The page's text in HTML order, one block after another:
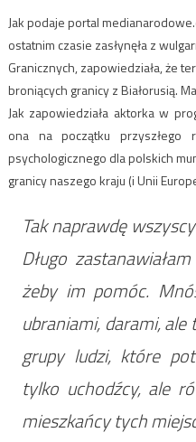
Jak podaje portal
ostatnim czasie zasłynęła z
Granicznych, zapowiedziała, że
broniących granicy z Białorusią.
Jak zapowiedziała aktorka w
ona na początku przyszłego
psychologicznego dla polskich
granicy naszego kraju (i Unii
Tak naprawdę
Długo
żeby im pomóc.
ubraniami, darami,
grupy ludzi, które
tylko uchodźcy, ale
mieszkańcy tych